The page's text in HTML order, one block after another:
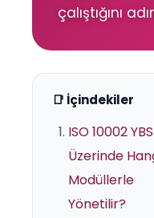
çalıştığını
📑 İçindekiler
ISO 10002 YBS
Üzerinde
Modüllerle
Yönetilir?